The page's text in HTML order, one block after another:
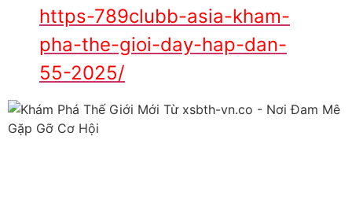
https-789clubb-asia-kham-
pha-the-gioi-day-hap-dan-
55-2025/